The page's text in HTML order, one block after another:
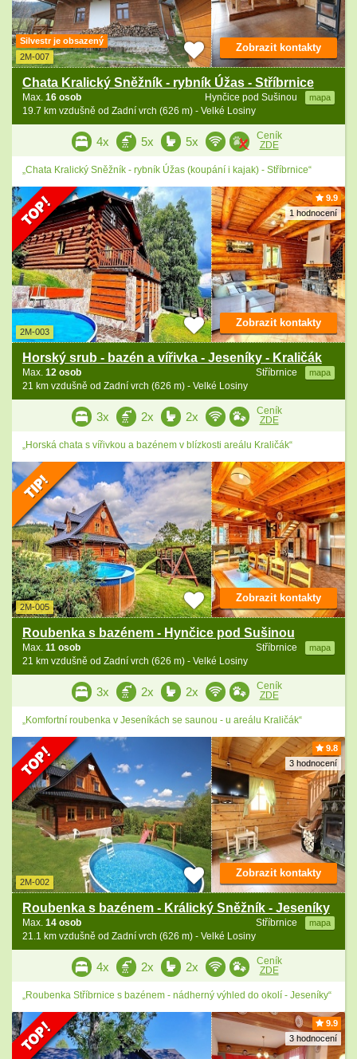
Silvestr je obsazený
2M-007
Chata Kralický Sněžník - rybník Úžas - Stříbrnice
Hynčice pod Sušinou mapa
Max. 16 osob
19.7 km vzdušně od Zadní vrch (626 m) - Velké Losiny
Zobrazit kontakty
4x 5x 5x
Ceník
ZDE
„Chata Kralický Sněžník - rybník Úžas (koupání i kajak) - Stříbrnice“
9.9
1 hodnocení
2M-003
Horský srub - bazén a vířivka - Jeseníky - Kraličák
Stříbrnice mapa
Max. 12 osob
21 km vzdušně od Zadní vrch (626 m) - Velké Losiny
Zobrazit kontakty
3x 2x 2x
Ceník
ZDE
„Horská chata s vířivkou a bazénem v blízkosti areálu Kraličák“
2M-005
Roubenka s bazénem - Hynčice pod Sušinou
Stříbrnice mapa
Max. 11 osob
21 km vzdušně od Zadní vrch (626 m) - Velké Losiny
Zobrazit kontakty
3x 2x 2x
Ceník
ZDE
„Komfortní roubenka v Jeseníkách se saunou - u areálu Kraličák“
9.8
3 hodnocení
2M-002
Roubenka s bazénem - Králický Sněžník - Jeseníky
Stříbrnice mapa
Max. 14 osob
21.1 km vzdušně od Zadní vrch (626 m) - Velké Losiny
Zobrazit kontakty
4x 2x 2x
Ceník
ZDE
„Roubenka Stříbrnice s bazénem - nádherný výhled do okolí - Jeseníky“
9.9
3 hodnocení